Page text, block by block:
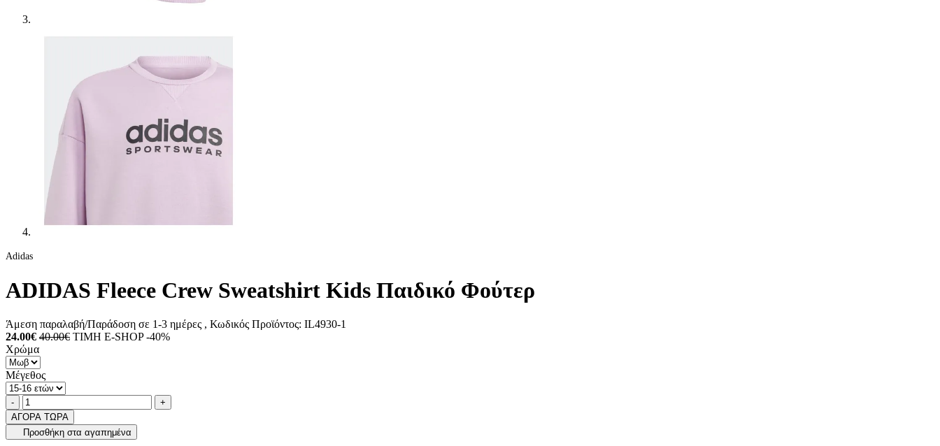
Adidas
ADIDAS Fleece Crew Sweatshirt Kids Παιδικό Φούτερ
Άμεση παραλαβή/Παράδοση σε 1-3 ημέρες , Κωδικός Προϊόντος: IL4930-1
24.00€ 40.00€ ΤΙΜΗ E-SHOP -40%
Χρώμα
Μέγεθος
Ποσότητα
-product.increase.quantity +
ΑΓΟΡΑ ΤΩΡΑ
Προσθήκη στα αγαπημένα